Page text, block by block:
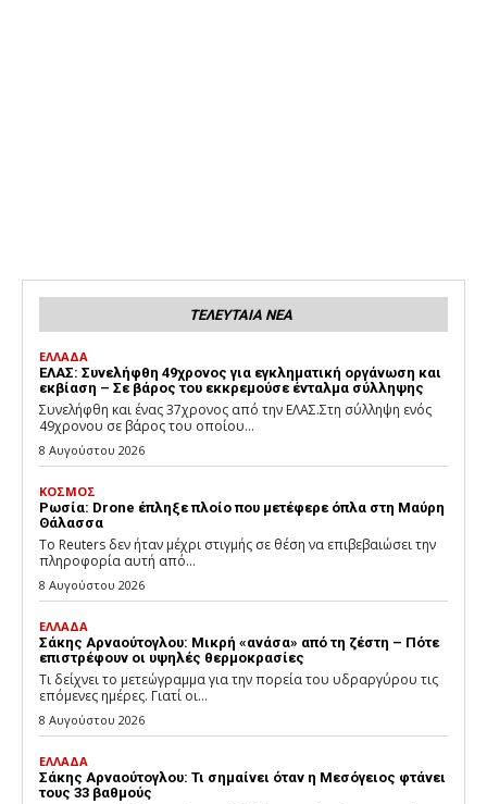
ΤΕΛΕΥΤΑΙΑ ΝΕΑ
ΕΛΛΑΔΑ
ΕΛΑΣ: Συνελήφθη 49χρονος για εγκληματική οργάνωση και
εκβίαση – Σε βάρος του εκκρεμούσε ένταλμα σύλληψης
Συνελήφθη και ένας 37χρονος από την ΕΛΑΣ.Στη σύλληψη ενός
49χρονου σε βάρος του οποίου...
8 Αυγούστου 2026
ΚΟΣΜΟΣ
Ρωσία: Drone έπληξε πλοίο που μετέφερε όπλα στη Μαύρη
Θάλασσα
Το Reuters δεν ήταν μέχρι στιγμής σε θέση να επιβεβαιώσει την
πληροφορία αυτή από...
8 Αυγούστου 2026
ΕΛΛΑΔΑ
Σάκης Αρναούτογλου: Μικρή «ανάσα» από τη ζέστη – Πότε
επιστρέφουν οι υψηλές θερμοκρασίες
Τι δείχνει το μετεώγραμμα για την πορεία του υδραργύρου τις
επόμενες ημέρες. Γιατί οι...
8 Αυγούστου 2026
ΕΛΛΑΔΑ
Σάκης Αρναούτογλου: Τι σημαίνει όταν η Μεσόγειος φτάνει
τους 33 βαθμούς